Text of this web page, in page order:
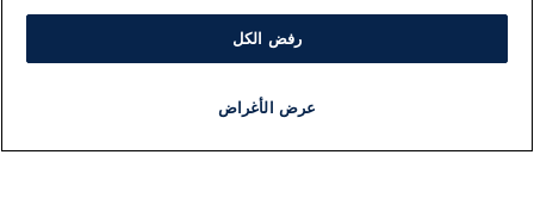
رفض الكل
عرض الأغراض